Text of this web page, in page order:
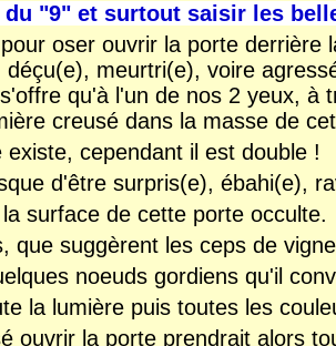
du "9" et surtout saisir les
oser ouvrir la porte derrière
déçu(e), meurtri(e), voire
qu'à l'un de nos 2 yeux, à
creusé dans la masse de
existe, cependant il est double
d'être surpris(e),
surface de cette porte occulte.
que suggèrent les ceps de
noeuds gordiens qu'il
la lumière puis toutes les
ouvrir la porte prendrait alors